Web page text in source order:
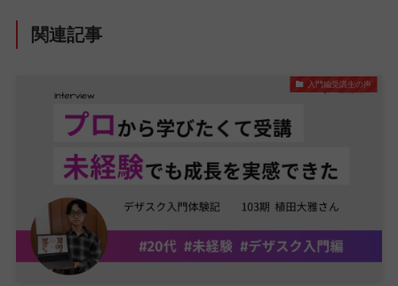
関連記事
入門編受講生の声